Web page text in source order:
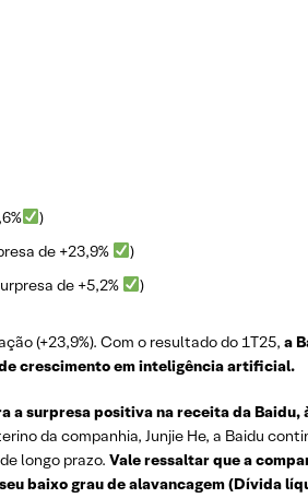
)
de +23,9%
)
de +5,2%
)
(+23,9%). Com o resultado do 1T25, a
crescimento em inteligência artificial.
surpresa positiva na receita da Baidu,
da companhia, Junjie He, a Baidu
longo prazo. Vale ressaltar que a
baixo grau de alavancagem (Dívida